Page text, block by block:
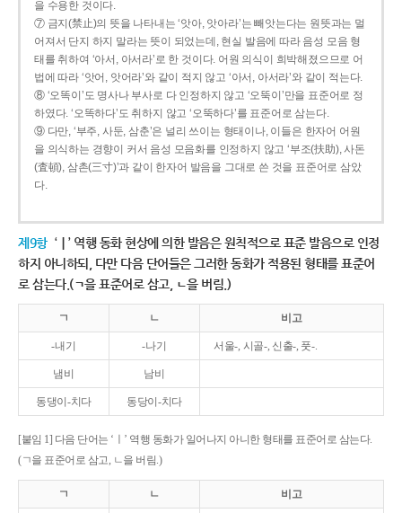
을 수용한 것이다.
⑦ 금지(禁止)의 뜻을 나타내는 ‘앗아, 앗아라’는 빼앗는다는 원뜻과는 멀
어져서 단지 하지 말라는 뜻이 되었는데, 현실 발음에 따라 음성 모음 형
태를 취하여 ‘아서, 아서라’로 한 것이다. 어원 의식이 희박해졌으므로 어
법에 따라 ‘앗어, 앗어라’와 같이 적지 않고 ‘아서, 아서라’와 같이 적는다.
⑧ ‘오똑이’도 명사나 부사로 다 인정하지 않고 ‘오뚝이’만을 표준어로 정
하였다. ‘오똑하다’도 취하지 않고 ‘오뚝하다’를 표준어로 삼는다.
⑨ 다만, ‘부주, 사둔, 삼춘’은 널리 쓰이는 형태이나, 이들은 한자어 어원
을 의식하는 경향이 커서 음성 모음화를 인정하지 않고 ‘부조(扶助), 사돈
(査頓), 삼촌(三寸)’과 같이 한자어 발음을 그대로 쓴 것을 표준어로 삼았
다.
제9항 ‘ㅣ’ 역행 동화 현상에 의한 발음은 원칙적으로 표준 발음으로 인정
하지 아니하되, 다만 다음 단어들은 그러한 동화가 적용된 형태를 표준어
로 삼는다.(ㄱ을 표준어로 삼고, ㄴ을 버림.)
ㄱ ㄴ 비고
-내기 -나기 서울-, 시골-, 신출-, 풋-.
냄비 남비
동댕이-치다 동당이-치다
[붙임 1] 다음 단어는 ‘ㅣ’ 역행 동화가 일어나지 아니한 형태를 표준어로 삼는다.
(ㄱ을 표준어로 삼고, ㄴ을 버림.)
ㄱ ㄴ 비고